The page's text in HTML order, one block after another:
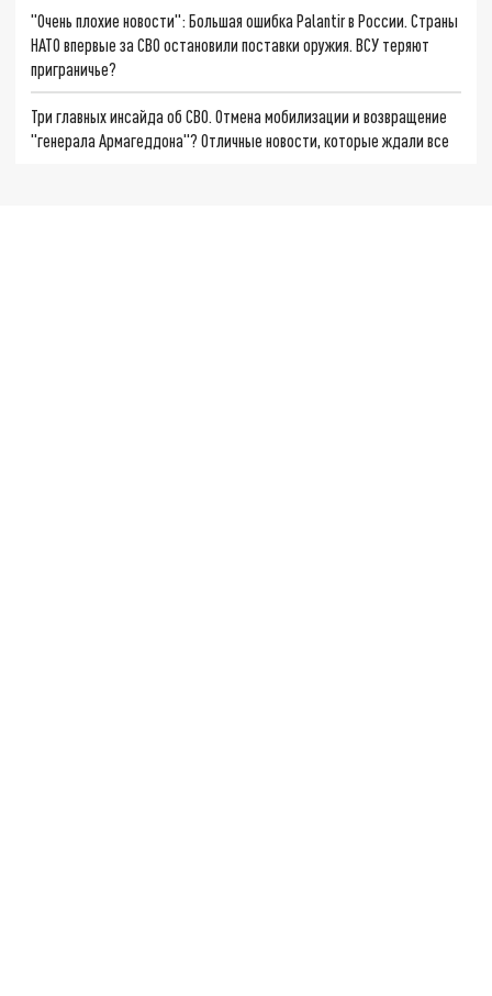
"Очень плохие новости": Большая ошибка Palantir в России. Страны
НАТО впервые за СВО остановили поставки оружия. ВСУ теряют
приграничье?
Три главных инсайда об СВО. Отмена мобилизации и возвращение
"генерала Армагеддона"? Отличные новости, которые ждали все